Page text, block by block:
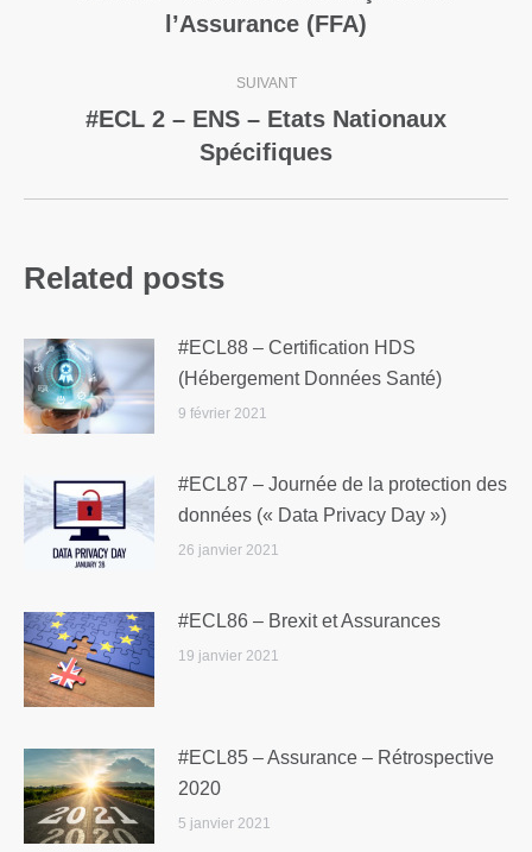
l’Assurance (FFA)
SUIVANT
#ECL 2 – ENS – Etats Nationaux
Spécifiques
Related posts
#ECL88 – Certification HDS
(Hébergement Données Santé)
9 février 2021
#ECL87 – Journée de la protection des
données (« Data Privacy Day »)
26 janvier 2021
#ECL86 – Brexit et Assurances
19 janvier 2021
#ECL85 – Assurance – Rétrospective
2020
5 janvier 2021